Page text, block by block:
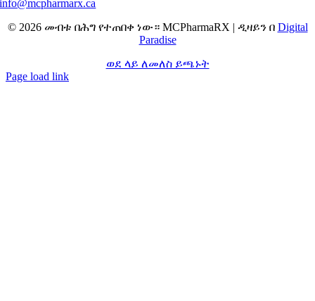
info@mcpharmarx.ca
© 2026 መብቱ በሕግ የተጠበቀ ነው። MCPharmaRX | ዲዛይን በ Digital
Paradise
ወደ ላይ ለመለስ ይጫኑት
Page load link